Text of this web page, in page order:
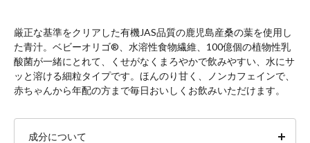
厳正な基準をクリアした有機JAS品質の鹿児島産桑の葉を使用し
た青汁。ベビーオリゴ®、水溶性食物繊維、100億個の植物性乳
酸菌が一緒にとれて、くせがなくまろやかで飲みやすい、水にサ
ッと溶ける細粒タイプです。ほんのり甘く、ノンカフェインで、
赤ちゃんから年配の方まで毎日おいしくお飲みいただけます。
成分について